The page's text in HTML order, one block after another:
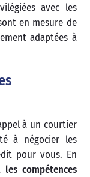
avec les
en mesure de
adaptées à
à un courtier
à négocier les
pour vous. En
les compétences